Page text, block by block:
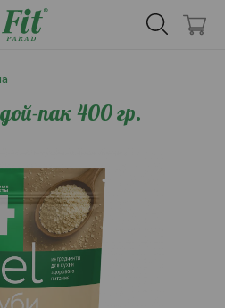
пак 400 гр.